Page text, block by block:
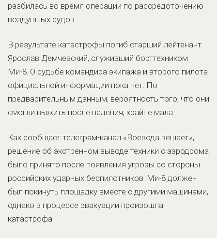
разбилась во время операции по рассредоточению
воздушных судов.
В результате катастрофы погиб старший лейтенант
Ярослав Демчевский, служивший борттехником
Ми-8. О судьбе командира экипажа и второго пилота
официальной информации пока нет. По
предварительным данным, вероятность того, что они
смогли выжить после падения, крайне мала.
Как сообщает телеграм-канал «Воевода вещает»,
решение об экстренном выводе техники с аэродрома
было принято после появления угрозы со стороны
российских ударных беспилотников. Ми-8 должен
был покинуть площадку вместе с другими машинами,
однако в процессе эвакуации произошла
катастрофа.